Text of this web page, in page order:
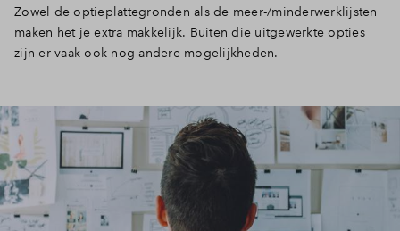
Zowel de optieplattegronden als de meer-/minderwerklijsten
maken het je extra makkelijk. Buiten die uitgewerkte opties
zijn er vaak ook nog andere mogelijkheden.